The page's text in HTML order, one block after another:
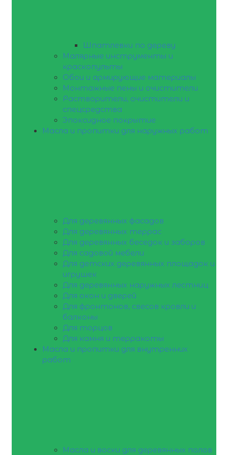
Шпатлевки по дереву
Малярные инструменты и
краскопульты
Обои и армирующие материалы
Монтажные пены и очистители
Растворители, очистители и
спецсредства
Эпоксидное покрытие
Масла и пропитки для наружных работ
Для деревянных фасадов
Для деревянных террас
Для деревянных беседок и заборов
Для садовой мебели
Для детских деревянных площадок и
игрушек
Для деревянных наружных лестниц
Для окон и дверей
Для фронтонов, свесов кровли и
балконы
Для торцов
Для камня и терракоты
Масла и пропитки для внутренних
работ
Масла и воски для деревянных полов